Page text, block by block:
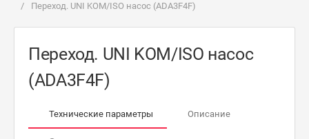
Переход. UNI KOM/ISO насос (ADA3F4F)
Переход. UNI KOM/ISO насос
(ADA3F4F)
Технические параметры Описание